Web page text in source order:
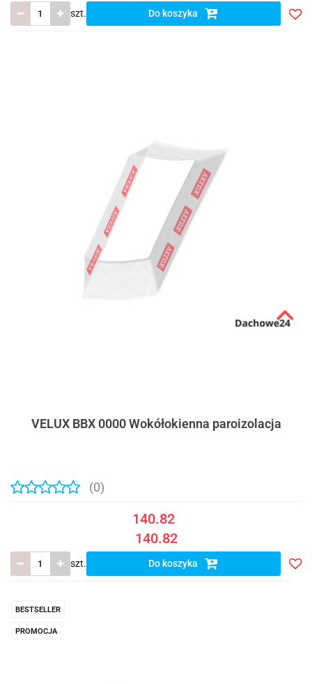
szt. Do koszyka
VELUX BBX 0000 Wokółokienna paroizolacja
(0)
140.82
140.82
szt. Do koszyka
BESTSELLER
PROMOCJA